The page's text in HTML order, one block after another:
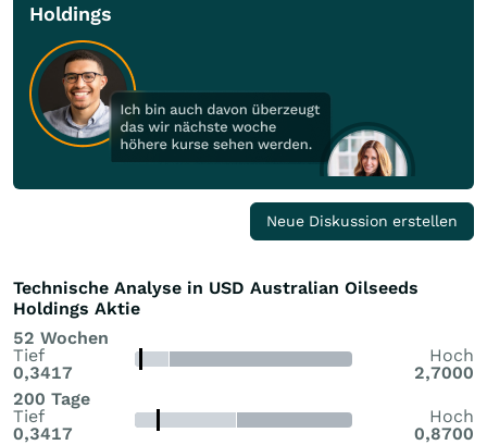
Holdings
Neue Diskussion erstellen
Technische Analyse in USD Australian Oilseeds
Holdings Aktie
52 Wochen
Tief
0,3417
Hoch
2,7000
200 Tage
Tief
0,3417
Hoch
0,8700